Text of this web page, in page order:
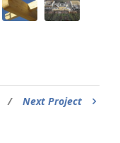
/ Next Project